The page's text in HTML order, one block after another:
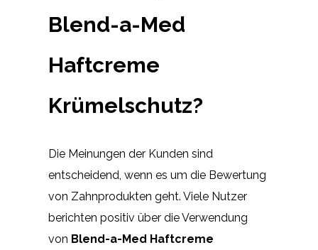
Blend-a-Med
Haftcreme
Krümelschutz?
Die Meinungen der Kunden sind
entscheidend, wenn es um die Bewertung
von Zahnprodukten geht. Viele Nutzer
berichten positiv über die Verwendung
von Blend-a-Med Haftcreme